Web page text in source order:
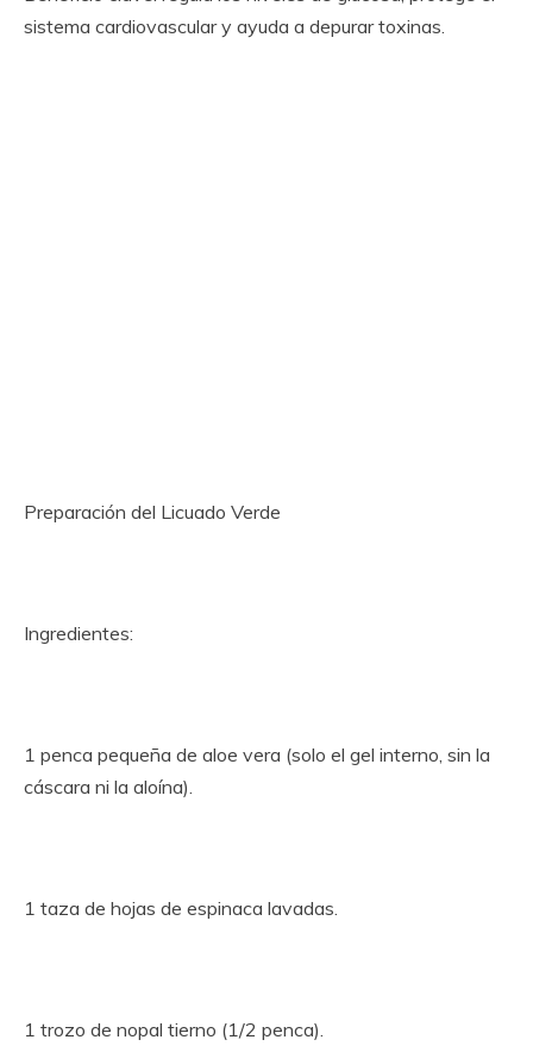
sistema cardiovascular y ayuda a depurar toxinas.
Preparación del Licuado Verde
Ingredientes:
1 penca pequeña de aloe vera (solo el gel interno, sin la
cáscara ni la aloína).
1 taza de hojas de espinaca lavadas.
1 trozo de nopal tierno (1/2 penca).